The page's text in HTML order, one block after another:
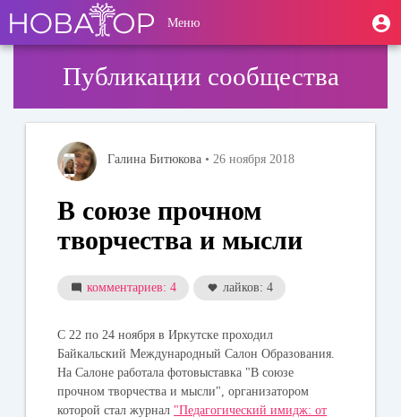
основному
содержанию
User
account
Меню
Публикации сообщества
Галина Битюкова • 26 ноября 2018
В союзе прочном
творчества и мысли
комментариев: 4 лайков: 4
С 22 по 24 ноября в Иркутске проходил
Байкальский Международный Салон Образования.
На Салоне работала фотовыставка "В союзе
прочном творчества и мысли", организатором
которой стал журнал "Педагогический имидж: от